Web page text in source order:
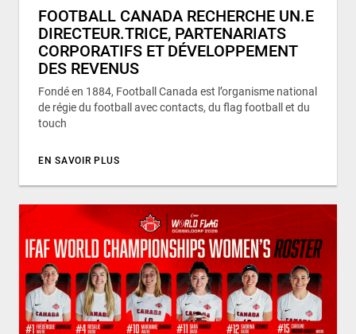
FOOTBALL CANADA RECHERCHE UN.E
DIRECTEUR.TRICE, PARTENARIATS
CORPORATIFS ET DÉVELOPPEMENT
DES REVENUS
Fondé en 1884, Football Canada est l’organisme national
de régie du football avec contacts, du flag football et du
touch
EN SAVOIR PLUS